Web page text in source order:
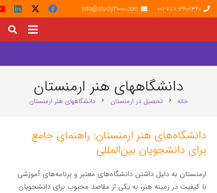
001-778-3409340
info@study3000.com
دانشگاههای هنر ارمنستان
خانه chevron_right تحصیل در ارمنستان chevron_right دانشگاههای هنر ارمنستان
دانشگاه‌های هنر ارمنستان: راهنمای جامع
برای دانشجویان بین‌المللی
ارمنستان به دلیل داشتن دانشگاه‌های معتبر و برنامه‌های آموزشی
با کیفیت در زمینه هنر، به یکی از مقاصد محبوب برای دانشجویان